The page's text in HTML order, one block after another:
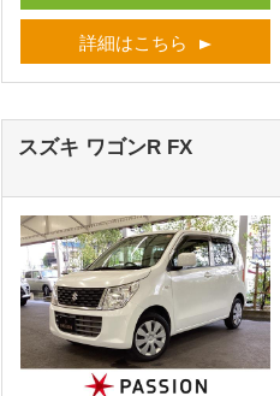
詳細はこちら
スズキ ワゴンR FX